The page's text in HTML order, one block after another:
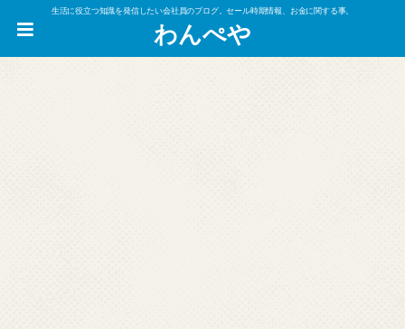
生活に役立つ知識を発信したい会社員のブログ。セール時期情報、お金に関する事。
わんぺや